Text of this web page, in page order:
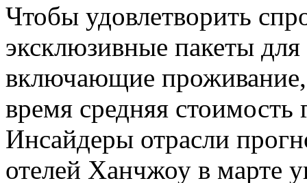
Чтобы удовлетворить
эксклюзивные пакеты
включающие
время средняя
Инсайдеры отрасли
отелей Ханчжоу в марте